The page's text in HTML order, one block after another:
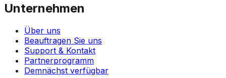
Unternehmen
Über uns
Beauftragen Sie uns
Support & Kontakt
Partnerprogramm
Demnächst verfügbar